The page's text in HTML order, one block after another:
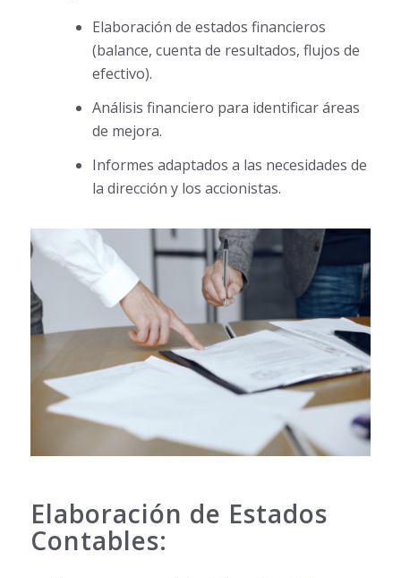
Elaboración de estados financieros
(balance, cuenta de resultados, flujos de
efectivo).
Análisis financiero para identificar áreas
de mejora.
Informes adaptados a las necesidades de
la dirección y los accionistas.
Elaboración de Estados
Contables: